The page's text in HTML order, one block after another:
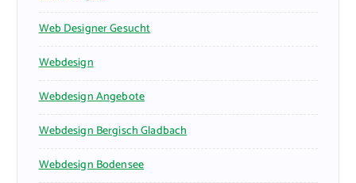
Web Designer Gesucht
Webdesign
Webdesign Angebote
Webdesign Bergisch Gladbach
Webdesign Bodensee